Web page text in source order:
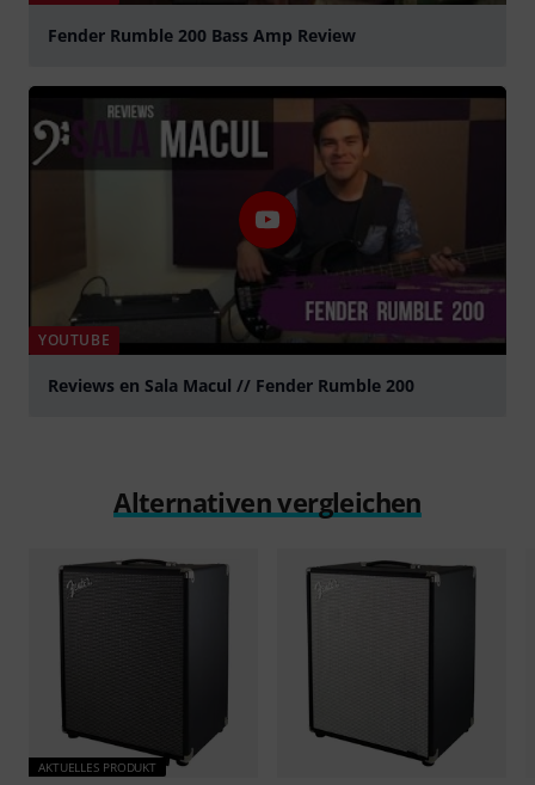
Fender Rumble 200 Bass Amp Review
YOUTUBE
Reviews en Sala Macul // Fender Rumble 200
Alternativen vergleichen
AKTUELLES PRODUKT